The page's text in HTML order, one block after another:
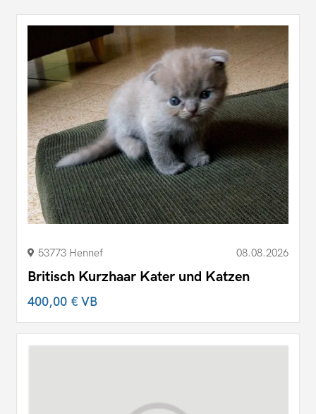
53773 Hennef 08.08.2026
Britisch Kurzhaar Kater und Katzen
400,00 €VB